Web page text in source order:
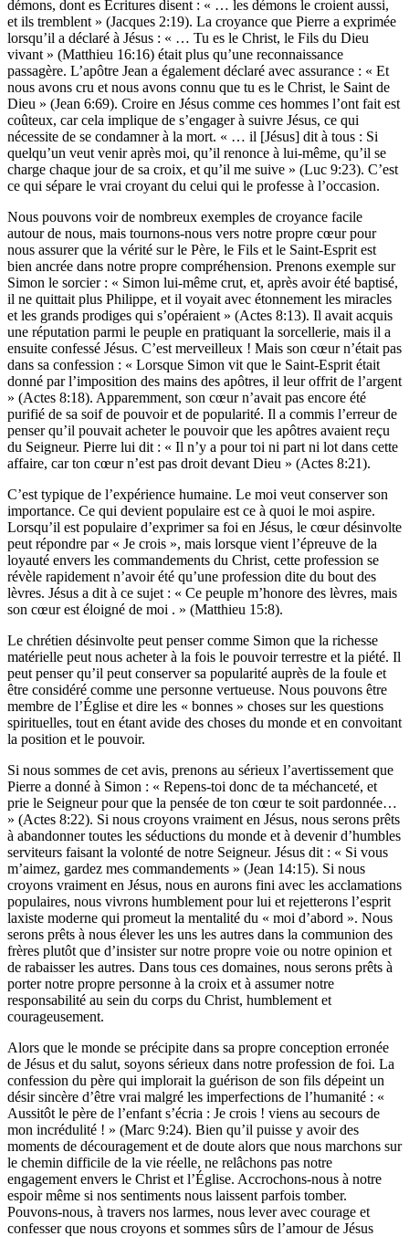
démons, dont es Écritures disent : « … les démons le croient aussi,
et ils tremblent » (Jacques 2:19). La croyance que Pierre a exprimée
lorsqu’il a déclaré à Jésus : « … Tu es le Christ, le Fils du Dieu
vivant » (Matthieu 16:16) était plus qu’une reconnaissance
passagère. L’apôtre Jean a également déclaré avec assurance : « Et
nous avons cru et nous avons connu que tu es le Christ, le Saint de
Dieu » (Jean 6:69). Croire en Jésus comme ces hommes l’ont fait est
coûteux, car cela implique de s’engager à suivre Jésus, ce qui
nécessite de se condamner à la mort. « … il [Jésus] dit à tous : Si
quelqu’un veut venir après moi, qu’il renonce à lui-même, qu’il se
charge chaque jour de sa croix, et qu’il me suive » (Luc 9:23). C’est
ce qui sépare le vrai croyant du celui qui le professe à l’occasion.
Nous pouvons voir de nombreux exemples de croyance facile
autour de nous, mais tournons-nous vers notre propre cœur pour
nous assurer que la vérité sur le Père, le Fils et le Saint-Esprit est
bien ancrée dans notre propre compréhension. Prenons exemple sur
Simon le sorcier : « Simon lui-même crut, et, après avoir été baptisé,
il ne quittait plus Philippe, et il voyait avec étonnement les miracles
et les grands prodiges qui s’opéraient » (Actes 8:13). Il avait acquis
une réputation parmi le peuple en pratiquant la sorcellerie, mais il a
ensuite confessé Jésus. C’est merveilleux ! Mais son cœur n’était pas
dans sa confession : « Lorsque Simon vit que le Saint-Esprit était
donné par l’imposition des mains des apôtres, il leur offrit de l’argent
» (Actes 8:18). Apparemment, son cœur n’avait pas encore été
purifié de sa soif de pouvoir et de popularité. Il a commis l’erreur de
penser qu’il pouvait acheter le pouvoir que les apôtres avaient reçu
du Seigneur. Pierre lui dit : « Il n’y a pour toi ni part ni lot dans cette
affaire, car ton cœur n’est pas droit devant Dieu » (Actes 8:21).
C’est typique de l’expérience humaine. Le moi veut conserver son
importance. Ce qui devient populaire est ce à quoi le moi aspire.
Lorsqu’il est populaire d’exprimer sa foi en Jésus, le cœur désinvolte
peut répondre par « Je crois », mais lorsque vient l’épreuve de la
loyauté envers les commandements du Christ, cette profession se
révèle rapidement n’avoir été qu’une profession dite du bout des
lèvres. Jésus a dit à ce sujet : « Ce peuple m’honore des lèvres, mais
son cœur est éloigné de moi . » (Matthieu 15:8).
Le chrétien désinvolte peut penser comme Simon que la richesse
matérielle peut nous acheter à la fois le pouvoir terrestre et la piété. Il
peut penser qu’il peut conserver sa popularité auprès de la foule et
être considéré comme une personne vertueuse. Nous pouvons être
membre de l’Église et dire les « bonnes » choses sur les questions
spirituelles, tout en étant avide des choses du monde et en convoitant
la position et le pouvoir.
Si nous sommes de cet avis, prenons au sérieux l’avertissement que
Pierre a donné à Simon : « Repens-toi donc de ta méchanceté, et
prie le Seigneur pour que la pensée de ton cœur te soit pardonnée…
» (Actes 8:22). Si nous croyons vraiment en Jésus, nous serons prêts
à abandonner toutes les séductions du monde et à devenir d’humbles
serviteurs faisant la volonté de notre Seigneur. Jésus dit : « Si vous
m’aimez, gardez mes commandements » (Jean 14:15). Si nous
croyons vraiment en Jésus, nous en aurons fini avec les acclamations
populaires, nous vivrons humblement pour lui et rejetterons l’esprit
laxiste moderne qui promeut la mentalité du « moi d’abord ». Nous
serons prêts à nous élever les uns les autres dans la communion des
frères plutôt que d’insister sur notre propre voie ou notre opinion et
de rabaisser les autres. Dans tous ces domaines, nous serons prêts à
porter notre propre personne à la croix et à assumer notre
responsabilité au sein du corps du Christ, humblement et
courageusement.
Alors que le monde se précipite dans sa propre conception erronée
de Jésus et du salut, soyons sérieux dans notre profession de foi. La
confession du père qui implorait la guérison de son fils dépeint un
désir sincère d’être vrai malgré les imperfections de l’humanité : «
Aussitôt le père de l’enfant s’écria : Je crois ! viens au secours de
mon incrédulité ! » (Marc 9:24). Bien qu’il puisse y avoir des
moments de découragement et de doute alors que nous marchons sur
le chemin difficile de la vie réelle, ne relâchons pas notre
engagement envers le Christ et l’Église. Accrochons-nous à notre
espoir même si nos sentiments nous laissent parfois tomber.
Pouvons-nous, à travers nos larmes, nous lever avec courage et
confesser que nous croyons et sommes sûrs de l’amour de Jésus